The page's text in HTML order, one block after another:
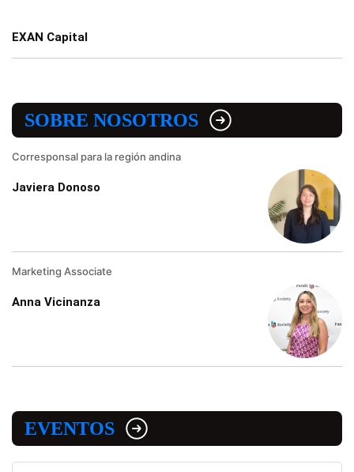
EXAN Capital
SOBRE NOSOTROS
Corresponsal para la región andina
Javiera Donoso
Marketing Associate
Anna Vicinanza
EVENTOS